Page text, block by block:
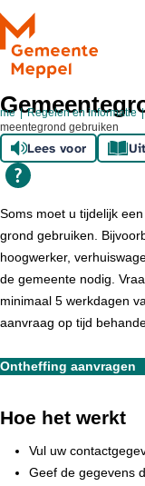
Ga naar de inhoud
Regelen en informatie
gebruiken
Lees voor
Soms moet u tijdelijk
grond gebruiken.
hoogwerker,
de gemeente nodig.
minimaal 5 werkdagen
aanvraag op tijd
Ontheffing aanvragen
Hoe het werkt
Vul uw
Geef de gegevens